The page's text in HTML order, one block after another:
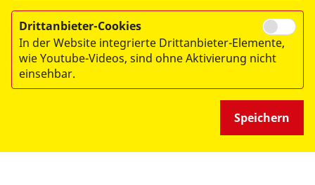
Impressum
Datenschutz
Medizinproduktesicherheit
Drittanbieter-Cookies
In der Website integrierte Drittanbieter-Elemente,
wie Youtube-Videos, sind ohne Aktivierung nicht
einsehbar.
Speichern